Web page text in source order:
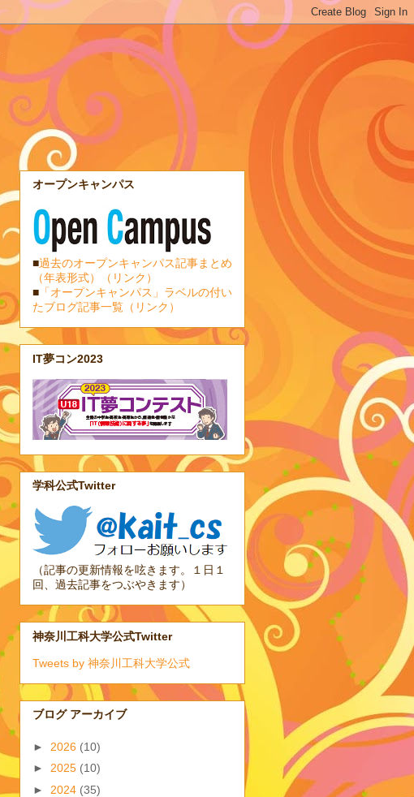
オープンキャンパス
■過去のオープンキャンパス記事まとめ
（年表形式）（リンク）
■ 「オープンキャンパス」ラベルの付い
たブログ記事一覧（リンク）
IT夢コン2023
学科公式Twitter
（記事の更新情報を呟きます。１日１
回、過去記事をつぶやきます）
神奈川工科大学公式Twitter
Tweets by 神奈川工科大学公式
ブログ アーカイブ
► 2026 (10)
► 2025 (10)
► 2024 (35)